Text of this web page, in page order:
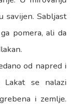
savijen. Sabljast
pomera, ali da
od napred i
Lakat se nalazi
i zemlje.